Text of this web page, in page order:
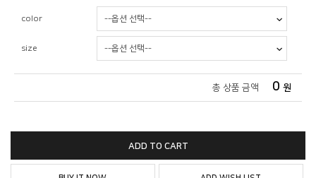
color
size
총 상품 금액 0 원
ADD TO CART